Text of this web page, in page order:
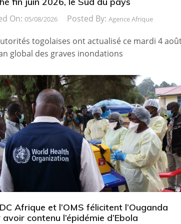
On: 05/08/2026 Posted By: Agence Afrique
togolaises ont actualisé ce mardi 4
global des graves inondations
Afrique et l’OMS félicitent l’Ouganda
contenu l’épidémie d’Ebola